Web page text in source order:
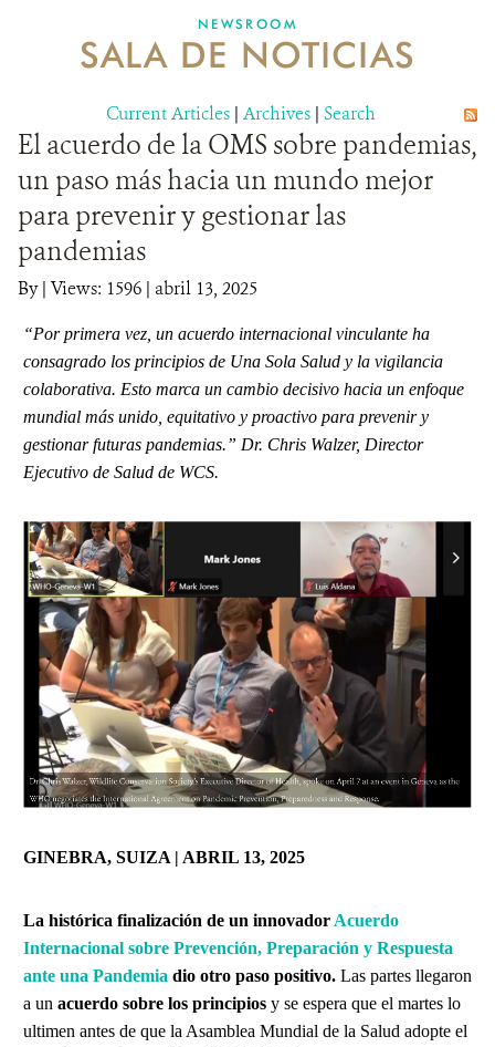
MECANISMO DE ATENCIÓN DE QUEJAS Y RECLAMOS
DONA
NEWSROOM
SALA DE NOTICIAS
Current Articles | Archives | Search
El acuerdo de la OMS sobre pandemias,
un paso más hacia un mundo mejor
para prevenir y gestionar las
pandemias
By| Views: 1596 | abril 13, 2025
“Por primera vez, un acuerdo internacional vinculante ha
consagrado los principios de Una Sola Salud y la vigilancia
colaborativa. Esto marca un cambio decisivo hacia un enfoque
mundial más unido, equitativo y proactivo para prevenir y
gestionar futuras pandemias.” Dr. Chris Walzer, Director
Ejecutivo de Salud de WCS.
GINEBRA, SUIZA | ABRIL 13, 2025
La histórica finalización de un innovador Acuerdo
Internacional sobre Prevención, Preparación y Respuesta
ante una Pandemia dio otro paso positivo. Las partes llegaron
a un acuerdo sobre los principios y se espera que el martes lo
ultimen antes de que la Asamblea Mundial de la Salud adopte el